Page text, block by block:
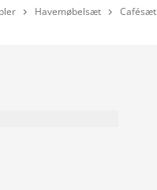
 Havemøbelsæt  Cafésæt